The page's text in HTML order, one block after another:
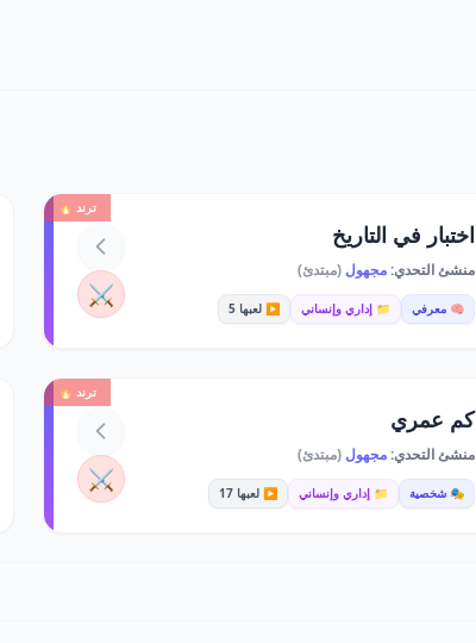
ترند 🔥
اختبار في التاريخ
منشئ التحدي:مجهول(مبتدئ)
🧠 معرفي 📁 إداري وإنساني ▶️ لعبها 5 ⚔️
ترند 🔥
كم عمري
منشئ التحدي:مجهول(مبتدئ)
🎭 شخصية 📁 إداري وإنساني ▶️ لعبها 17 ⚔️